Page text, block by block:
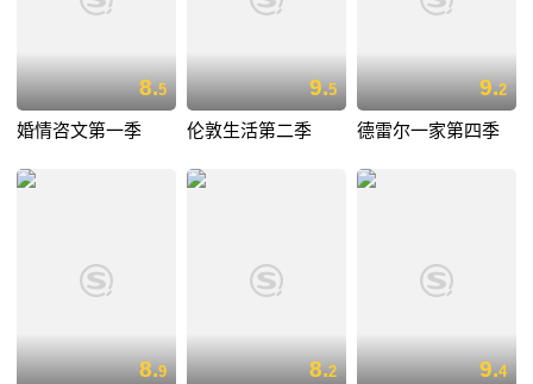
8.5
婚情咨文第一季
9.5
伦敦生活第二季
9.2
德雷尔一家第四季
8.9 8.2 9.4